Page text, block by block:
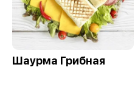
Шаурма Грибная